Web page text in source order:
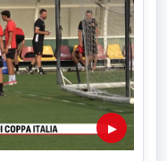
▶